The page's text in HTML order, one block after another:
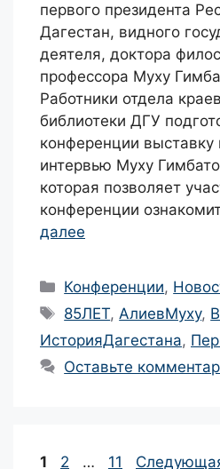
первого президента
Дагестан, видного
деятеля, доктора
профессора Муху
Работники отдела
библиотеки ДГУ
конференции выставку
интервью Муху
которая позволяет
конференции
далее
Рубрики
Конференции,
Метки
85ЛЕТ,АлиевМуху,
ИсторияДагестана,
Оставьте
Навигация
Страница
1 Страница
2 … Страница
11